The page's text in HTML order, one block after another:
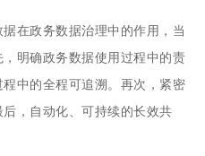
在政务数据治理中的作用，当
明确政务数据使用过程中的责
中的全程可追溯。再次，紧密
，自动化、可持续的长效共